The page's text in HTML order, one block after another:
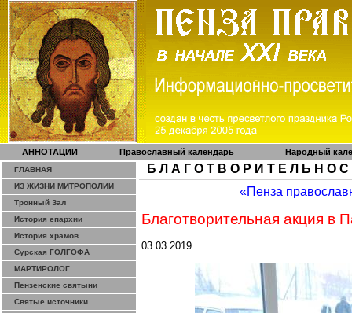
АННОТАЦИИ Православный календарь Народный
ГЛАВНАЯ
ИЗ ЖИЗНИ МИТРОПОЛИИ
Тронный Зал
История епархии
История храмов
Сурская ГОЛГОФА
МАРТИРОЛОГ
Пензенские святыни
Святые источники
Б Л А Г О Т В О Р И Т Е Л Ь Н О С
«Пенза
Благотворительная акция в
03.03.2019